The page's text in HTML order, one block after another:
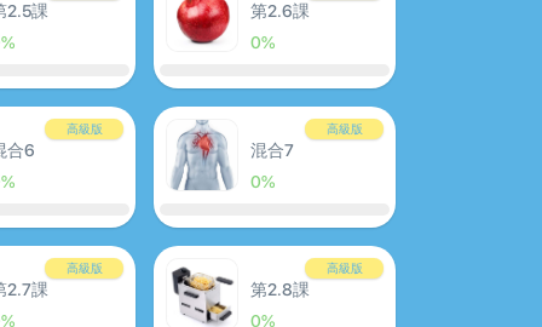
2.5課
第2.6課
0%
高級版
合6
高級版
混合7
0%
高級版
2.7課
高級版
第2.8課
0%